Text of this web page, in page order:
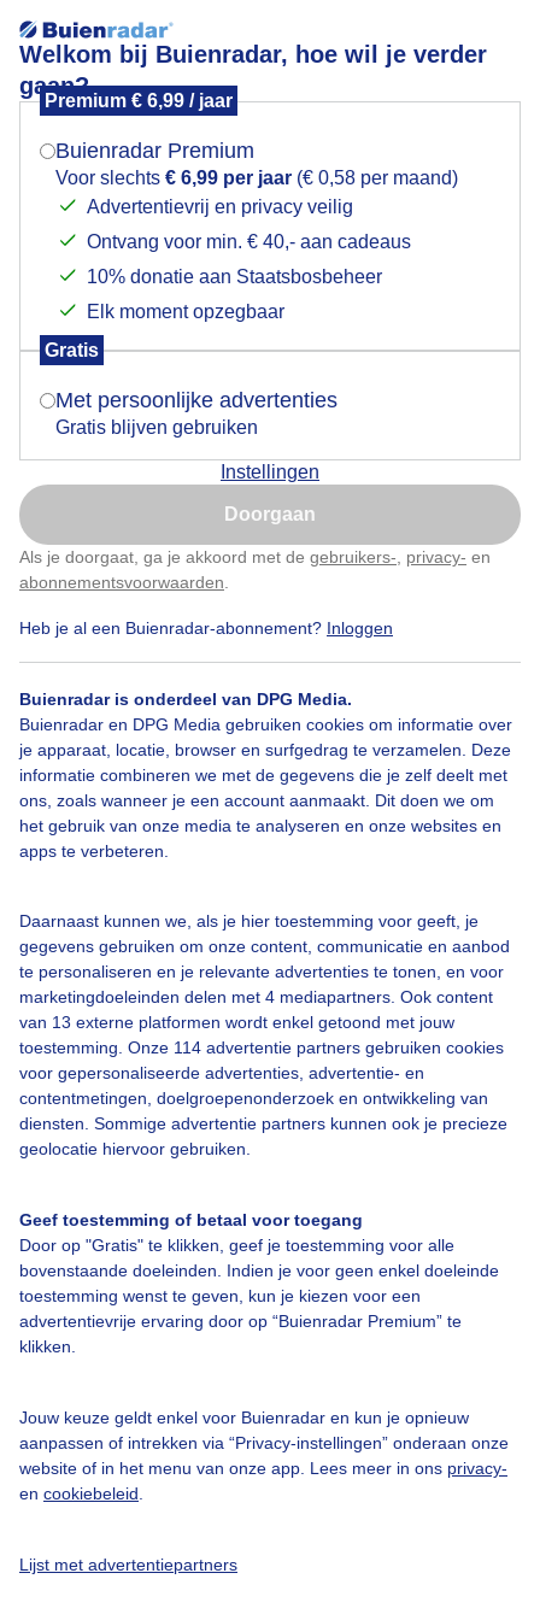
Welkom bij Buienradar, hoe wil je verder
gaan?
Premium € 6,99 / jaar
Buienradar Premium
Voor slechts € 6,99 per jaar (€ 0,58 per maand)
Advertentievrij en privacy veilig
Ontvang voor min. € 40,- aan cadeaus
10% donatie aan Staatsbosbeheer
Elk moment opzegbaar
Gratis
Met persoonlijke advertenties
Gratis blijven gebruiken
Instellingen
Doorgaan
Als je doorgaat, ga je akkoord met de gebruikers- privacy- en
abonnementsvoorwaarden
Heb je al een Buienradar-abonnement? Inloggen
Buienradar is onderdeel van DPG Media.
Buienradar en DPG Media gebruiken cookies om informatie over
je apparaat, locatie, browser en surfgedrag te verzamelen. Deze
informatie combineren we met de gegevens die je zelf deelt met
ons, zoals wanneer je een account aanmaakt. Dit doen we om
het gebruik van onze media te analyseren en onze websites en
apps te verbeteren.
Daarnaast kunnen we, als je hier toestemming voor geeft, je
gegevens gebruiken om onze content, communicatie en aanbod
te personaliseren en je relevante advertenties te tonen, en voor
marketingdoeleinden delen met 4 mediapartners. Ook content
van 13 externe platformen wordt enkel getoond met jouw
toestemming. Onze 114 advertentie partners gebruiken cookies
voor gepersonaliseerde advertenties, advertentie- en
contentmetingen, doelgroepenonderzoek en ontwikkeling van
diensten. Sommige advertentie partners kunnen ook je precieze
geolocatie hiervoor gebruiken.
Geef toestemming of betaal voor toegang
Door op "Gratis" te klikken, geef je toestemming voor alle
bovenstaande doeleinden. Indien je voor geen enkel doeleinde
toestemming wenst te geven, kun je kiezen voor een
advertentievrije ervaring door op “Buienradar Premium” te
klikken.
Jouw keuze geldt enkel voor Buienradar en kun je opnieuw
aanpassen of intrekken via “Privacy-instellingen” onderaan onze
website of in het menu van onze app. Lees meer in ons privacy-
en cookiebeleid
Lijst met advertentiepartners
Alpen: laatste keer sneeuw
Door: Hans ter Braak Gemaakt: 16-05-2026, 190x bekeken
Een moment geduld aub...
Over Buienradar
Bedrijfsgegevens
Veelgestelde vragen
Contact
Gebruikersvoorwaarden
Adverteren
Buienradar Team
Privacy beleid
Privacy instellingen
Gratis weerdata
Buienradar
Mogen we je locatie gebruiken voor het
Indien je hier nog geen akkoord op hebt gegeven,
verschijnt er zo een pop-up uit je browser waarin
Is goed, toon de popup
Nu niet, misschien later
Klik hierom dit aan te passen